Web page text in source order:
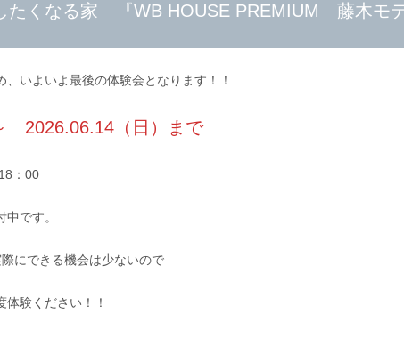
たくなる家 『WB HOUSE PREMIUM 藤木モデ
、いよいよ最後の体験会となります！！
2026.06.14（日）まで
：00
です。
にできる機会は少ないので
体験ください！！